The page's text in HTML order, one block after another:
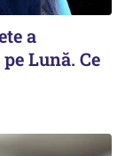
a
Lună. Ce